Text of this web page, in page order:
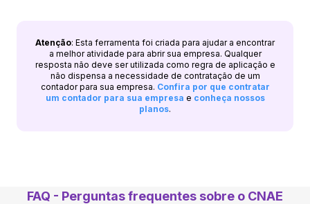
Atenção: Esta ferramenta foi criada para ajudar a encontrar
a melhor atividade para abrir sua empresa. Qualquer
resposta não deve ser utilizada como regra de aplicação e
não dispensa a necessidade de contratação de um
contador para sua empresa. Confira por que contratar
um contador para sua empresa e conheça nossos
planos.
FAQ - Perguntas frequentes sobre o CNAE